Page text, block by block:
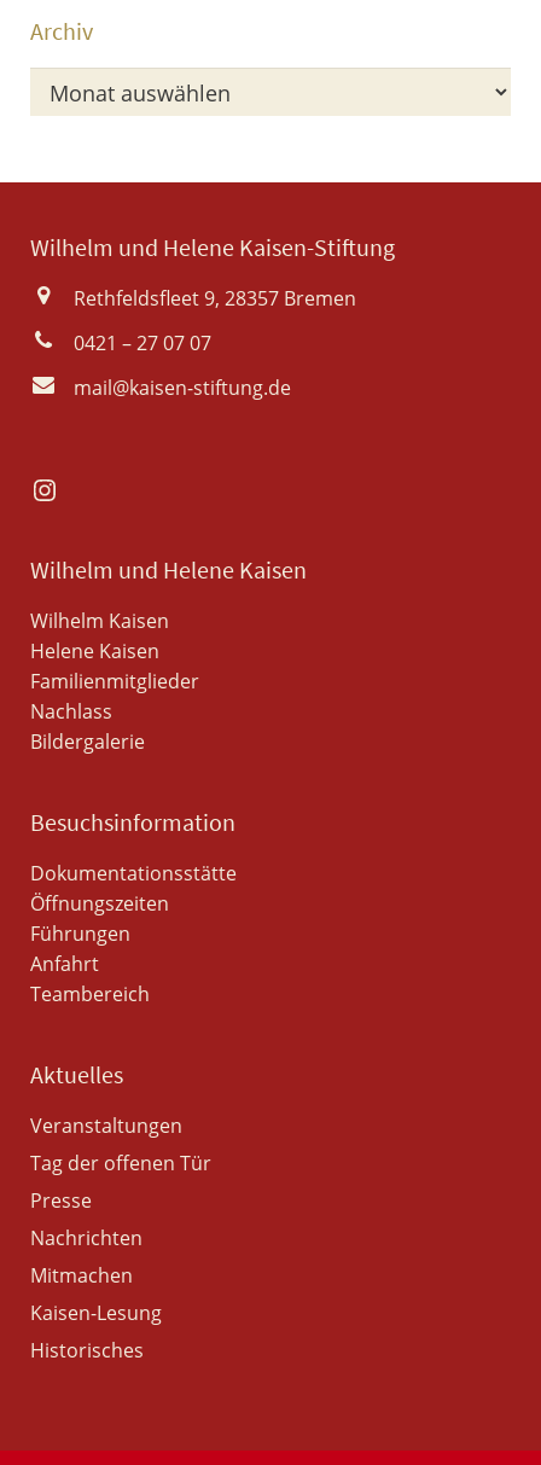
Archiv
Archiv
Wilhelm und Helene Kaisen-Stiftung
Rethfeldsfleet 9, 28357 Bremen
0421 – 27 07 07
mail@kaisen-stiftung.de
Instagram
Wilhelm und Helene Kaisen
Wilhelm Kaisen
Helene Kaisen
Familienmitglieder
Nachlass
Bildergalerie
Besuchsinformation
Dokumentationsstätte
Öffnungszeiten
Führungen
Anfahrt
Teambereich
Aktuelles
Veranstaltungen
Tag der offenen Tür
Presse
Nachrichten
Mitmachen
Kaisen-Lesung
Historisches